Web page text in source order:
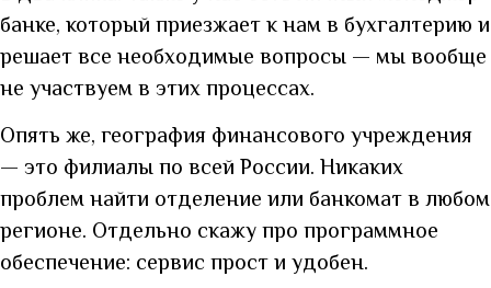
банке, который приезжает к нам в бухгалтерию и
решает все необходимые вопросы — мы вообще
не участвуем в этих процессах.
Опять же, география финансового учреждения
— это филиалы по всей России. Никаких
проблем найти отделение или банкомат в любом
регионе. Отдельно скажу про программное
обеспечение: сервис прост и удобен.